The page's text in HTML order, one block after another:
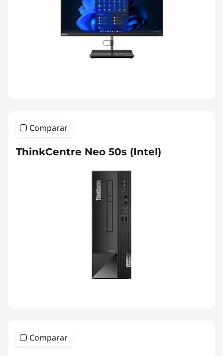
Comparar
ThinkCentre Neo 50s (Intel)
Comparar